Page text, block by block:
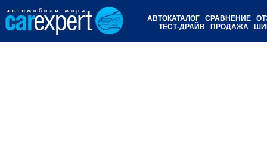
АВТОКАТАЛОГ СРАВНЕНИЕ
ТЕСТ-ДРАЙВ
ПРОДАЖА